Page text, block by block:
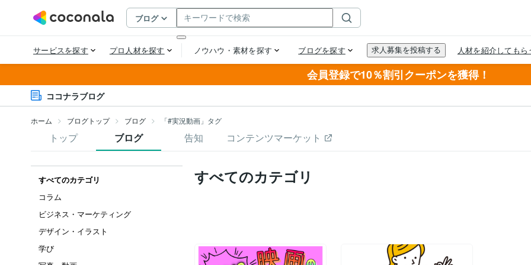
会員登録で10％割引クーポンを獲得！
ココナラブログ
ホーム ブログトップ ブログ 「#実況動画」タグ
トップ ブログ 告知 コンテンツマーケット
すべてのカテゴリ
コラム
ビジネス・マーケティング
デザイン・イラスト
学び
すべてのカテゴリ